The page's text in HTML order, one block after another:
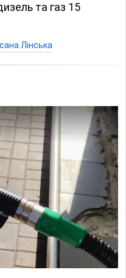
та газ 15
Лінська